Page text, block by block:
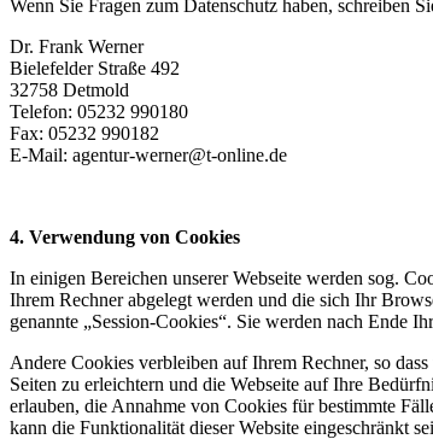
Wenn Sie Fragen zum Datenschutz haben, schreiben
Dr. Frank Werner
Bielefelder Straße 492
32758 Detmold
Telefon: 05232 990180
Fax: 05232 990182
E-Mail: agentur-werner@t-online.de
4. Verwendung von Cookies
In einigen Bereichen unserer Webseite werden sog.
Ihrem Rechner abgelegt werden und die sich Ihr
genannte „Session-Cookies“. Sie werden nach Ende
Andere Cookies verbleiben auf Ihrem Rechner, so
Seiten zu erleichtern und die Webseite auf Ihre
erlauben, die Annahme von Cookies für bestimmte
kann die Funktionalität dieser Website eingeschränkt